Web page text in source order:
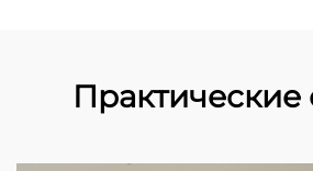
Практические